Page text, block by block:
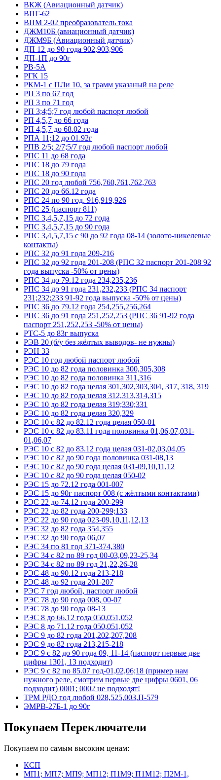
ВКЖ (Авиационный датчик)
ВПГ-62
ВПМ 2-02 преобразователь тока
ДЖМ10Б (авиационный датчик)
ДЖМ9Б (Авиационный датчик)
ДП 12 до 90 года 902,903,906
ДП-1П до 90г
РВ-5А
РГК 15
РКМ-1 с ПЛи 10, за грамм указаный на реле
РП 3 по 67 год
РП 3 по 71 год
РП 3;4;5;7 год любой паспорт любой
РП 4,5,7 до 66 года
РП 4,5,7 до 68.02 года
РПА 11;12 до 01.92г
РПВ 2/5; 2/7;5/7 год любой паспорт любой
РПС 11 до 68 года
РПС 18 до 79 года
РПС 18 до 90 года
РПС 20 год любой 756,760,761,762,763
РПС 20 до 66.12 года
РПС 24 по 90 год. 916,919,926
РПС 25 (паспорт 811)
РПС 3,4,5,7,15 до 72 года
РПС 3,4,5,7,15 до 90 года
РПС 3,4,5,7,15 с 90 до 92 года 08-14 (золото-никелевые
контакты)
РПС 32 до 91 года 209-216
РПС 32 до 92 года 201-208 (РПС 32 паспорт 201-208 92
года выпуска -50% от цены)
РПС 34 до 79.12 года 234,235,236
РПС 34 до 91 года 231,232,233 (РПС 34 паспорт
231;232;233 91-92 года выпуска -50% от цены)
РПС 36 до 79.12 года 254,255,256,264
РПС 36 до 91 года 251,252,253 (РПС 36 91-92 года
паспорт 251,252,253 -50% от цены)
РТС-5 до 83г выпуска
РЭВ 20 (б/у без жёлтых выводов- не нужны)
РЭН 33
РЭС 10 год любой паспорт любой
РЭС 10 до 82 года половинка 300,305,308
РЭС 10 до 82 года половинка 311,316
РЭС 10 до 82 года целая 301,302,303,304, 317, 318, 319
РЭС 10 до 82 года целая 312,313,314,315
РЭС 10 до 82 года целая 319;330;331
РЭС 10 до 82 года целая 320,329
РЭС 10 с 82 до 82.12 года целая 050-01
РЭС 10 с 82 до 83.11 года половинка 01,06,07,031-
01,06,07
РЭС 10 с 82 до 83.12 года целая 031-02,03,04,05
РЭС 10 с 82 до 90 года половинка 031-08,13
РЭС 10 с 82 до 90 года целая 031-09,10,11,12
РЭС 10 с 82 до 90 года целая 050-02
РЭС 15 до 72.12 года 001-007
РЭС 15 до 90г паспорт 008 (с жёлтыми контактами)
РЭС 22 до 74.12 года 200-299
РЭС 22 до 82 года 200-299;133
РЭС 22 до 90 года 023-09,10,11,12,13
РЭС 32 до 82 года 354,355
РЭС 32 до 90 года 06,07
РЭС 34 по 81 год 371-374,380
РЭС 34 с 82 по 89 год 00-03,09,23-25,34
РЭС 34 с 82 по 89 год 21,22,26-28
РЭС 48 до 90.12 года 213-218
РЭС 48 до 92 года 201-207
РЭС 7 год любой, паспорт любой
РЭС 78 до 90 года 008, 00-07
РЭС 78 до 90 года 08-13
РЭС 8 до 66.12 года 050,051,052
РЭС 8 до 71.12 года 050,051,052
РЭС 9 до 82 года 201,202,207,208
РЭС 9 до 82 года 213,215-218
РЭС 9 с 82 до 90 года 09, 11-14 (паспорт первые две
цифры 1301, 13 подходит)
РЭС 9 с 82 по 85.07 год-01,02,06;18 (пример нам
нужного реле, смотрим первые две цифры 0601, 06
подходит) 0001; 0002 не подходят!
ТРМ РДО год любой 028,525,003,П-579
ЭМРВ-27Б-1 до 90г
Покупаем Переключатели
Покупаем по самым высоким ценам:
КСП
МП1; МП7; МП9; МП12; П1М9; П1М12; П2М-1,